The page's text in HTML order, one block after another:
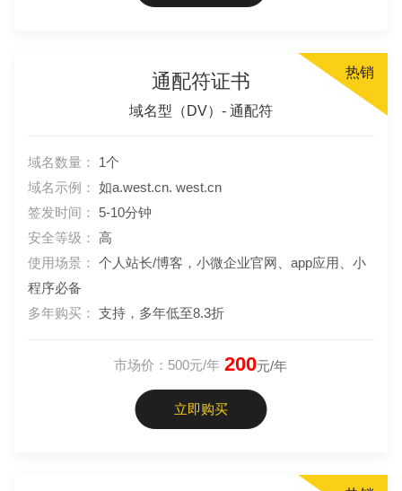
热销
通配符证书
域名型（DV）- 通配符
域名数量：
1个
域名示例： 如a.west.cn. west.cn
签发时间：
5-10分钟
安全等级： 高
使用场景： 个人站长/博客，小微企业官网、app应用、小
程序必备
多年购买： 支持，多年低至8.3折
市场价：500元/年 200元/年
立即购买